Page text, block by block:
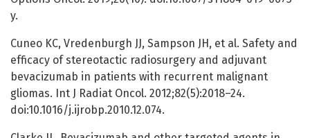
y.
Cuneo KC, Vredenburgh JJ, Sampson JH, et al. Safety and
efficacy of stereotactic radiosurgery and adjuvant
bevacizumab in patients with recurrent malignant
gliomas. Int J Radiat Oncol. 2012;82(5):2018–24.
doi:10.1016/j.ijrobp.2010.12.074.